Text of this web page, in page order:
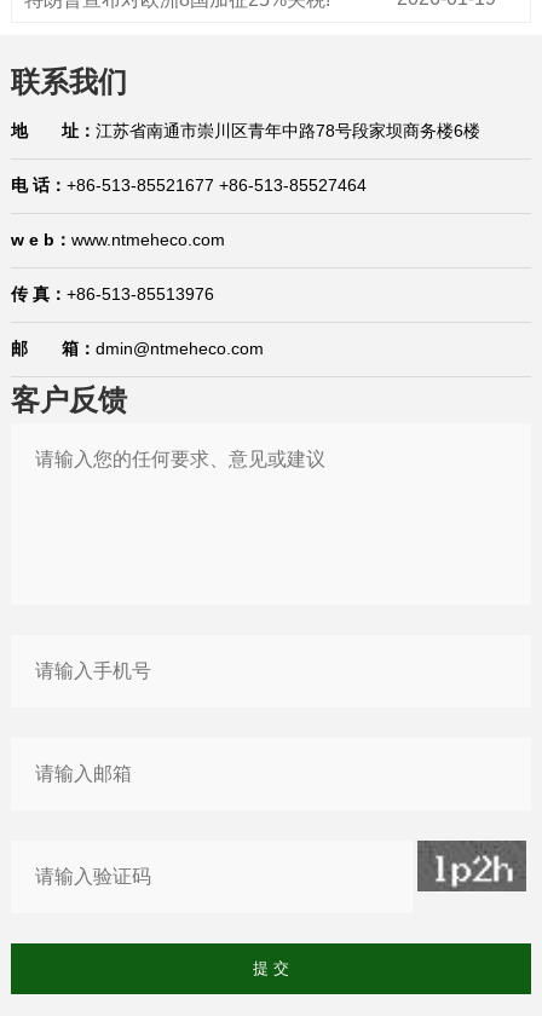
商标产权案件应对问答：如何应对海外市场的商标抢注？有哪些救济措施？ 2026-01-16
国际贸易合规问答：生产企业在代理出口业务中的权利与义务是什么？在哪里有规定？
中国宣布对美国加税，最高113%！
巴西将不再要求单独归类为助剂的产品进行登记 2026-01-29
“出口即亏损”？中企该如何应对欧盟“绿色大考” 2026-01-21
联系我们
地 址： 江苏省南通市崇川区青年中路78号段家坝商务楼6楼
电 话： +86-513-85521677 +86-513-85527464
w e b： www.ntmeheco.com
传 真： +86-513-85513976
邮 箱： dmin@ntmeheco.com
客户反馈